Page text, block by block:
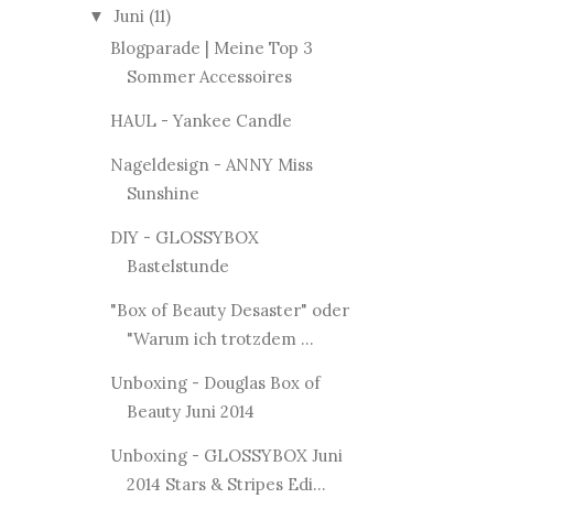
▼ Juni (11)
Blogparade | Meine Top 3
Sommer Accessoires
HAUL - Yankee Candle
Nageldesign - ANNY Miss
Sunshine
DIY - GLOSSYBOX
Bastelstunde
"Box of Beauty Desaster" oder
"Warum ich trotzdem ...
Unboxing - Douglas Box of
Beauty Juni 2014
Unboxing - GLOSSYBOX Juni
2014 Stars & Stripes Edi...